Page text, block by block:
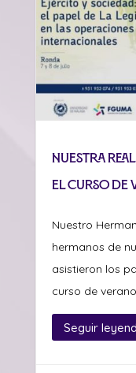
Nuestra
el curso de
Nuestro
hermanos de
asistieron los
curso de
Seguir